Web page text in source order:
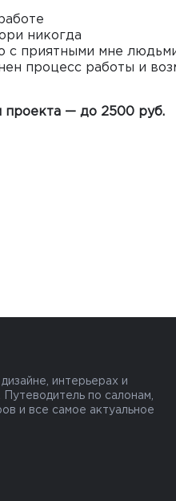
никогда
с приятными мне
процесс работы и
проекта — до 2500 руб.
интерьерах и
по салонам,
и все самое актуальное